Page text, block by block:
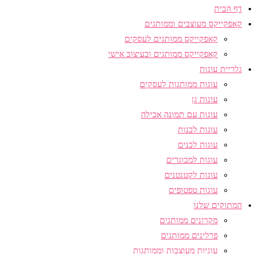
דף הבית
קאפקייקס מעוצבים וממותגים
קאפקייקס ממותגים לעסקים
קאפקייקס ממותגים ובעיצוב אישי
גלריית עוגות
עוגות ממותגות לעסקים
עוגות גן
עוגות עם תמונה אכילה
עוגות לבנות
עוגות לבנים
עוגות למבוגרים
עוגות לקטנטנים
עוגות טפטופים
המתוקים שלנו
מקרונים ממותגים
פרלינים ממותגים
עוגיות מעוצבות וממותגות